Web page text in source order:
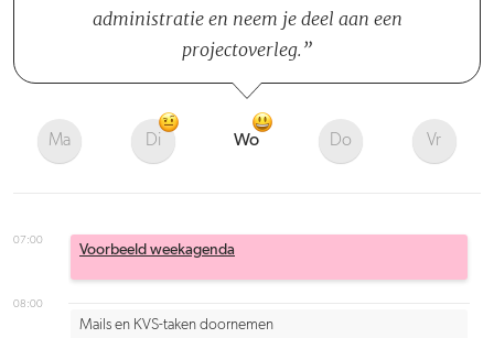
administratie en neem je deel aan een
projectoverleg.
Ma Di Wo Do Vr
07:00
08:00
Mails en KVS-taken doornemen
Voorbeeld weekagenda